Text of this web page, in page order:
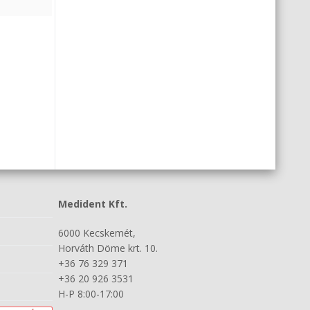
Medident Kft.
6000 Kecskemét,
Horváth Döme krt. 10.
+36 76 329 371
+36 20 926 3531
H-P 8:00-17:00